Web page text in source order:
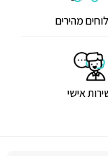
מהירים
אישי